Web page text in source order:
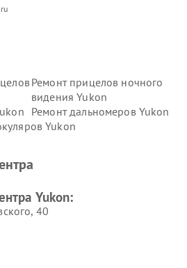
Ремонт прицелов ночного
видения Yukon
Ремонт дальномеров Yukon
Yukon
Yukon:
40